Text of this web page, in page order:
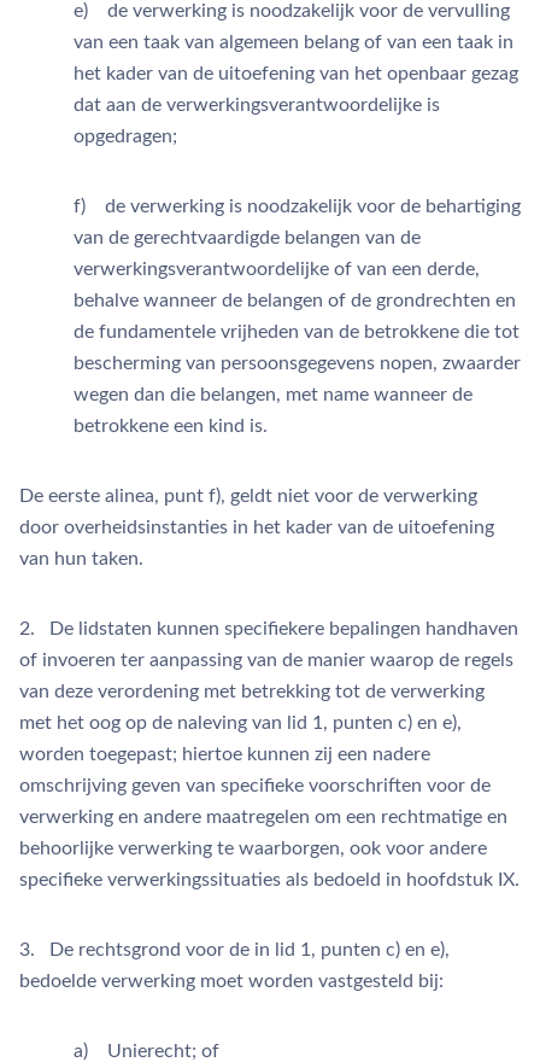
e) de verwerking is noodzakelijk voor de vervulling
van een taak van algemeen belang of van een taak in
het kader van de uitoefening van het openbaar gezag
dat aan de verwerkingsverantwoordelijke is
opgedragen;
f) de verwerking is noodzakelijk voor de behartiging
van de gerechtvaardigde belangen van de
verwerkingsverantwoordelijke of van een derde,
behalve wanneer de belangen of de grondrechten en
de fundamentele vrijheden van de betrokkene die tot
bescherming van persoonsgegevens nopen, zwaarder
wegen dan die belangen, met name wanneer de
betrokkene een kind is.
De eerste alinea, punt f), geldt niet voor de verwerking
door overheidsinstanties in het kader van de uitoefening
van hun taken.
2. De lidstaten kunnen specifiekere bepalingen handhaven
of invoeren ter aanpassing van de manier waarop de regels
van deze verordening met betrekking tot de verwerking
met het oog op de naleving van lid 1, punten c) en e),
worden toegepast; hiertoe kunnen zij een nadere
omschrijving geven van specifieke voorschriften voor de
verwerking en andere maatregelen om een rechtmatige en
behoorlijke verwerking te waarborgen, ook voor andere
specifieke verwerkingssituaties als bedoeld in hoofdstuk IX.
3. De rechtsgrond voor de in lid 1, punten c) en e),
bedoelde verwerking moet worden vastgesteld bij:
a) Unierecht; of